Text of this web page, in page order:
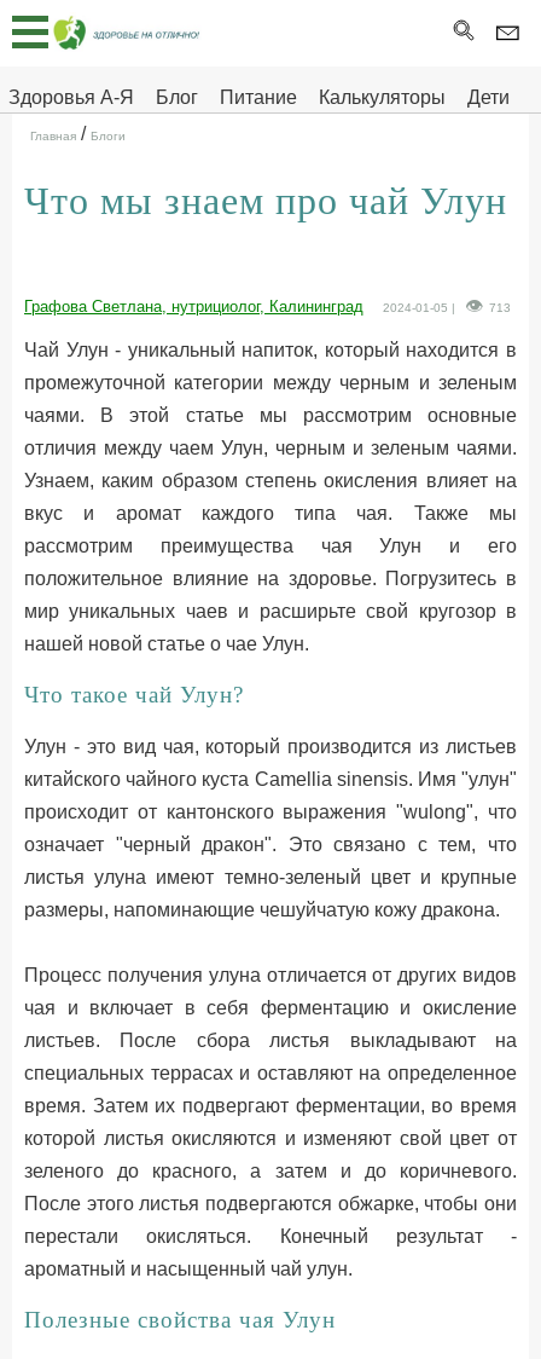
Здоровья А-Я Блог Питание Калькуляторы
Дети
Главная
Тесты
Про
ДЕТЯМ
Главная / Блоги
Что мы знаем про чай Улун
Графова Светлана, нутрициолог, Калининград 2024-01-05 | 713
Чай Улун - уникальный напиток, который находится в
промежуточной категории между черным и зеленым
чаями. В этой статье мы рассмотрим основные
отличия между чаем Улун, черным и зеленым чаями.
Узнаем, каким образом степень окисления влияет на
вкус и аромат каждого типа чая. Также мы
рассмотрим преимущества чая Улун и его
положительное влияние на здоровье. Погрузитесь в
мир уникальных чаев и расширьте свой кругозор в
нашей новой статье о чае Улун.
Что такое чай Улун?
Улун - это вид чая, который производится из листьев
китайского чайного куста Camellia sinensis. Имя "улун"
происходит от кантонского выражения "wulong", что
означает "черный дракон". Это связано с тем, что
листья улуна имеют темно-зеленый цвет и крупные
размеры, напоминающие чешуйчатую кожу дракона.
Процесс получения улуна отличается от других видов
чая и включает в себя ферментацию и окисление
листьев. После сбора листья выкладывают на
специальных террасах и оставляют на определенное
время. Затем их подвергают ферментации, во время
которой листья окисляются и изменяют свой цвет от
зеленого до красного, а затем и до коричневого.
После этого листья подвергаются обжарке, чтобы они
перестали окисляться. Конечный результат -
ароматный и насыщенный чай улун.
Полезные свойства чая Улун